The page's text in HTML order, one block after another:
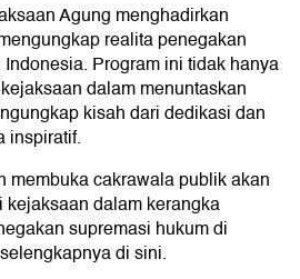
Agung menghadirkan
realita penegakan
Program ini tidak hanya
dalam menuntaskan
kisah dari dedikasi dan
inspiratif.
membuka cakrawala publik akan
dalam kerangka
supremasi hukum di
di sini.